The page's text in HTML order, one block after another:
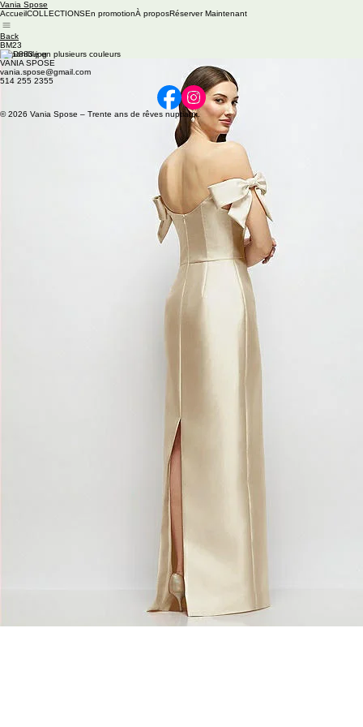
Vania Spose
AccueilCOLLECTIONSEn promotionÀ proposRéserver Maintenant
Back
BM23
Disponible en plusieurs couleurs
VANIA SPOSE
vania.spose@gmail.com
514 255 2355
© 2026 Vania Spose – Trente ans de rêves nuptiaux.